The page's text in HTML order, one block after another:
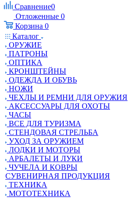
Сравнение0
Отложенные 0
Корзина 0
Каталог
ОРУЖИЕ
ПАТРОНЫ
ОПТИКА
КРОНШТЕЙНЫ
ОДЕЖДА И ОБУВЬ
НОЖИ
ЧЕХЛЫ И РЕМНИ ДЛЯ ОРУЖИЯ
АКСЕССУАРЫ ДЛЯ ОХОТЫ
ЧАСЫ
ВСЕ ДЛЯ ТУРИЗМА
СТЕНДОВАЯ СТРЕЛЬБА
УХОД ЗА ОРУЖИЕМ
ЛОДКИ И МОТОРЫ
АРБАЛЕТЫ И ЛУКИ
ЧУЧЕЛА И КОВРЫ
СУВЕНИРНАЯ ПРОДУКЦИЯ
ТЕХНИКА
МОТОТЕХНИКА